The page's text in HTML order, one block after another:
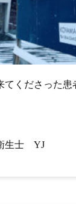
てくださった患
生士 YJ